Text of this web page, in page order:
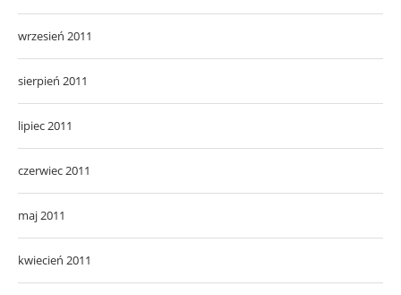
wrzesień 2011
sierpień 2011
lipiec 2011
czerwiec 2011
maj 2011
kwiecień 2011